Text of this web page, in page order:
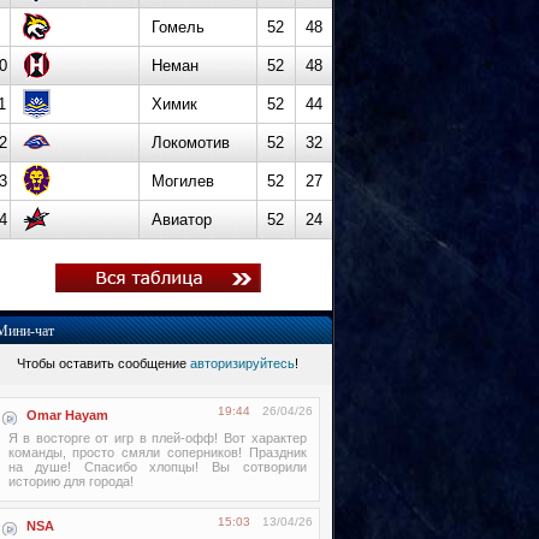
Гомель 52 48
Неман 52 48
Химик 52 44
Локомотив 52 32
Могилев 52 27
Авиатор 52 24
чат
Чтобы оставить сообщение авторизируйтесь!
Omar Hayam 26/04/26
19:44
Я в восторге от игр в плей-офф! Вот характер
команды, просто смяли соперников! Праздник
на душе! Спасибо хлопцы! Вы сотворили
историю для города!
NSA 13/04/26
15:03